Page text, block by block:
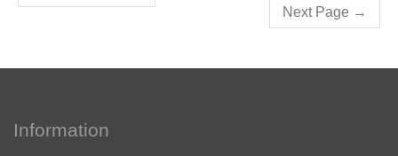
Next Page →
Information